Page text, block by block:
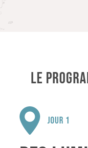
LE
JOUR 1